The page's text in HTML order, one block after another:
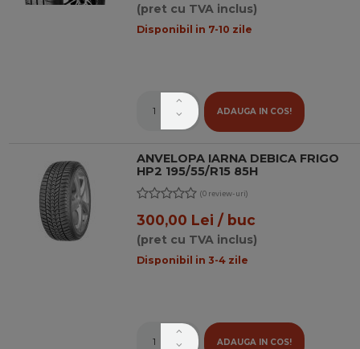
(pret cu TVA inclus)
Disponibil in 7-10 zile
ADAUGA IN COS!
ANVELOPA IARNA DEBICA FRIGO
HP2 195/55/R15 85H
(0 review-uri)
300,00 Lei / buc
(pret cu TVA inclus)
Disponibil in 3-4 zile
ADAUGA IN COS!